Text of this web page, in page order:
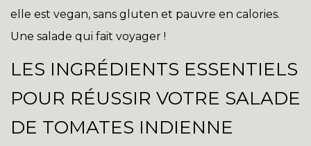
elle est vegan, sans gluten et pauvre en calories.
Une salade qui fait voyager !
LES INGRÉDIENTS ESSENTIELS
POUR RÉUSSIR VOTRE SALADE
DE TOMATES INDIENNE